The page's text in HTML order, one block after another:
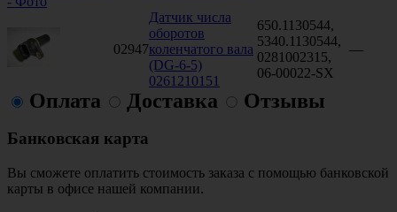
02947
Датчик числа
оборотов
коленчатого вала
(DG-6-5)
0261210151
650.1130544,
5340.1130544,
0281002315,
06-00022-SX
—
Оплата Доставка Отзывы
Банковская карта
Вы сможете оплатить стоимость заказа с помощью банковской
карты в офисе нашей компании.